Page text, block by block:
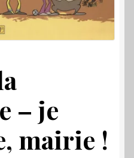
– je
mairie !